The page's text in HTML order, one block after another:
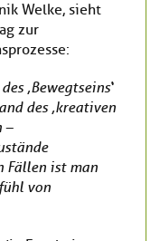
Welke, sieht
zur
,Bewegtseins‘
des ,kreativen
–
Fällen ist man
von